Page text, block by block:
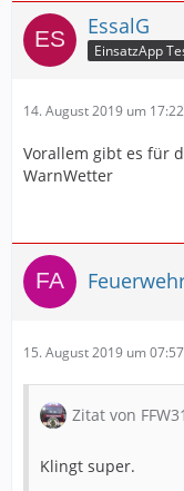
EssalG
EinsatzApp
14. August 2019 um 17:22
Vorallem gibt es für
WarnWetter
15. August 2019 um 07:57
Zitat von FFW31
Klingt super.